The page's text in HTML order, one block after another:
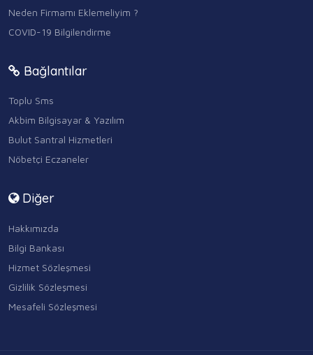
Neden Firmamı Eklemeliyim ?
COVID-19 Bilgilendirme
Bağlantılar
Toplu Sms
Akbim Bilgisayar & Yazılım
Bulut Santral Hizmetleri
Nöbetçi Eczaneler
Diğer
Hakkımızda
Bilgi Bankası
Hizmet Sözleşmesi
Gizlilik Sözleşmesi
Mesafeli Sözleşmesi